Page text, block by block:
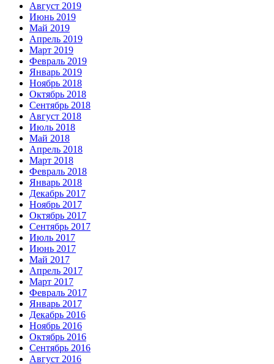
Август 2019
Июнь 2019
Май 2019
Апрель 2019
Март 2019
Февраль 2019
Январь 2019
Ноябрь 2018
Октябрь 2018
Сентябрь 2018
Август 2018
Июль 2018
Май 2018
Апрель 2018
Март 2018
Февраль 2018
Январь 2018
Декабрь 2017
Ноябрь 2017
Октябрь 2017
Сентябрь 2017
Июль 2017
Июнь 2017
Май 2017
Апрель 2017
Март 2017
Февраль 2017
Январь 2017
Декабрь 2016
Ноябрь 2016
Октябрь 2016
Сентябрь 2016
Август 2016